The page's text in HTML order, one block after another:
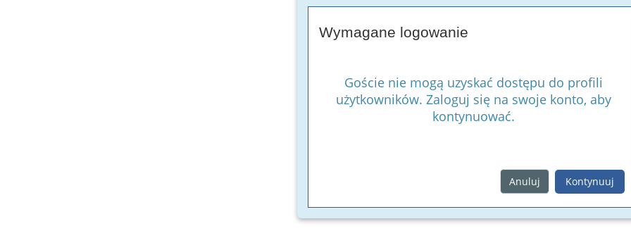
Wymagane logowanie
Goście nie mogą uzyskać dostępu do profili
użytkowników. Zaloguj się na swoje konto, aby
kontynuować.
Anuluj Kontynuuj